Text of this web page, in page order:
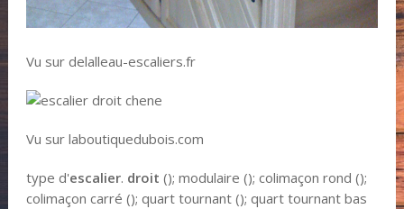
Vu sur delalleau-escaliers.fr
Vu sur laboutiquedubois.com
type d'escalier. droit (); modulaire (); colimaçon rond ();
colimaçon carré (); quart tournant (); quart tournant bas